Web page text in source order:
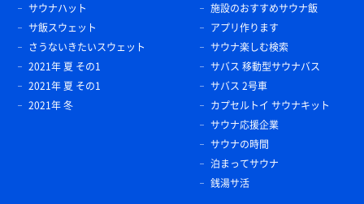
サウナハット
サ飯スウェット
さうないきたいスウェット
2021年 夏 その1
2021年 夏 その1
2021年 冬
施設のおすすめサウナ飯
アプリ作ります
サウナ楽しむ検索
サバス 移動型サウナバス
サバス 2号車
カプセルトイ サウナキット
サウナ応援企業
サウナの時間
泊まってサウナ
銭湯サ活